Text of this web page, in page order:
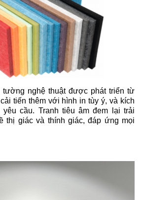
tường nghệ thuật được phát triển từ
tiến thêm với hình in tùy ý, và kích
cầu. Tranh tiêu âm đem lại trải
thị giác và thính giác, đáp ứng mọi